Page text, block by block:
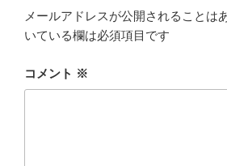
メールアドレスが公開されることは
いている欄は必須項目です
コメント ※